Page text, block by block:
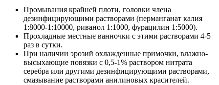
Промывания крайней плоти, головки члена
дезинфицирующими растворами (перманганат калия
1:8000-1:10000, риванол 1:1000, фурацилин 1:5000).
Прохладные местные ванночки с этими растворами 4-5
раз в сутки.
При наличии эрозий охлажденные примочки, влажно-
высыхающие повязки с 0,5-1% раствором нитрата
серебра или другими дезинфицирующими растворами,
смазывание растворами анилиновых красителей.